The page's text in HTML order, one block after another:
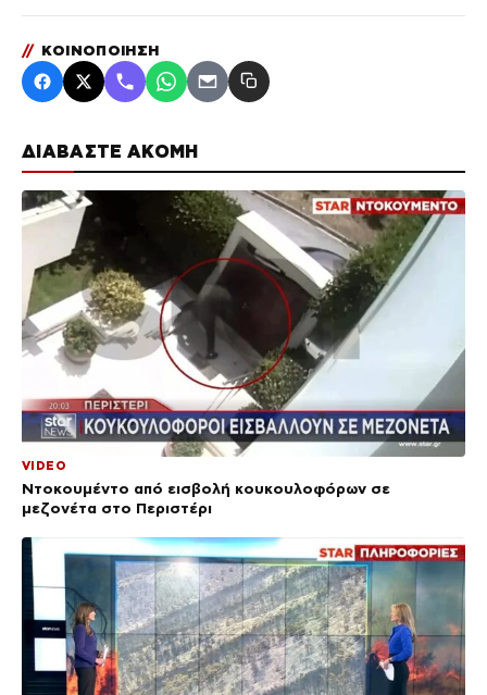
ΔΙΑΒΑΣΤΕ ΑΚΟΜΗ
VIDEO
Ντοκουμέντο από εισβολή κουκουλοφόρων σε
μεζονέτα στο Περιστέρι
// ΚΟΙΝΟΠΟΙΗΣΗ